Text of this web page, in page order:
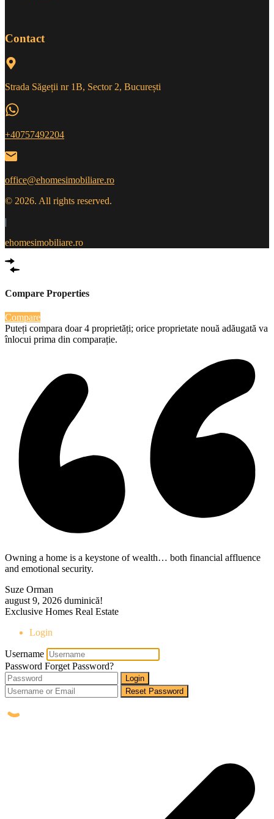
Contact
Strada Săgeții nr 1B, Sector 2, București
+40757492204
office@ehomesimobiliare.ro
© 2026. All rights reserved.
|
ehomesimobiliare.ro
Compare Properties
Compare
Puteți compara doar 4 proprietăți; orice proprietate nouă adăugată va
înlocui prima din comparație.
Owning a home is a keystone of wealth… both financial affluence
and emotional security.
Suze Orman
august 9, 2026 duminică!
Exclusive Homes Real Estate
Login
Username
Password Forget Password?
Login
Reset Password